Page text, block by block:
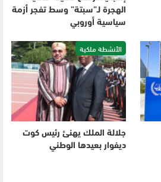
الهجرة لـ”سبتة” وسط تفجر أزمة
سياسية أوروبي
الأنشطة ملكية
جلالة الملك يهنئ رئيس كوت
ديفوار بعيدها الوطني